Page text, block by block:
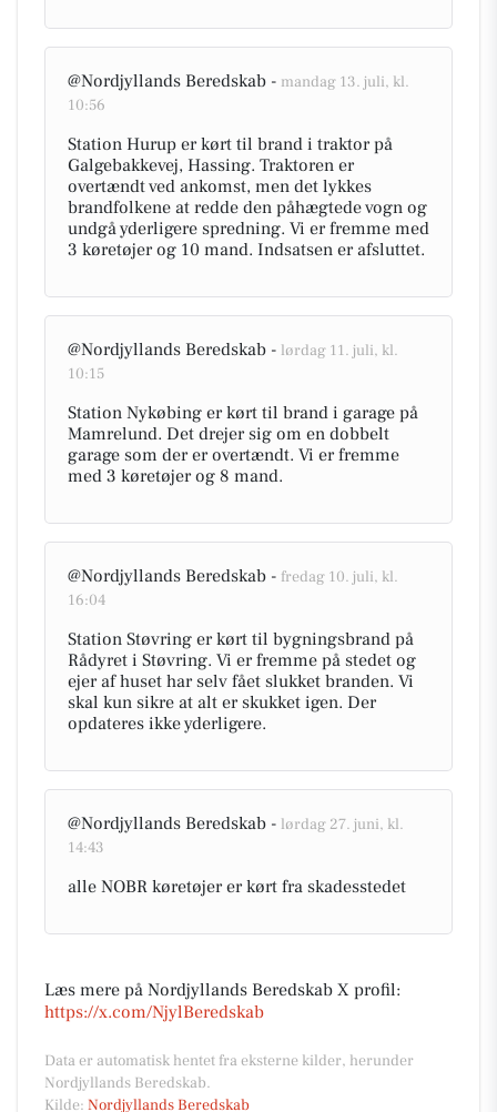
@Nordjyllands Beredskab - mandag 13. juli, kl.
10:56
Station Hurup er kørt til brand i traktor på
Galgebakkevej, Hassing. Traktoren er
overtændt ved ankomst, men det lykkes
brandfolkene at redde den påhægtede vogn og
undgå yderligere spredning. Vi er fremme med
3 køretøjer og 10 mand. Indsatsen er afsluttet.
@Nordjyllands Beredskab - lørdag 11. juli, kl.
10:15
Station Nykøbing er kørt til brand i garage på
Mamrelund. Det drejer sig om en dobbelt
garage som der er overtændt. Vi er fremme
med 3 køretøjer og 8 mand.
@Nordjyllands Beredskab - fredag 10. juli, kl.
16:04
Station Støvring er kørt til bygningsbrand på
Rådyret i Støvring. Vi er fremme på stedet og
ejer af huset har selv fået slukket branden. Vi
skal kun sikre at alt er skukket igen. Der
opdateres ikke yderligere.
@Nordjyllands Beredskab - lørdag 27. juni, kl.
14:43
alle NOBR køretøjer er kørt fra skadesstedet
Læs mere på Nordjyllands Beredskab X profil:
https://x.com/NjylBeredskab
Data er automatisk hentet fra eksterne kilder, herunder
Nordjyllands Beredskab.
Kilde: Nordjyllands Beredskab